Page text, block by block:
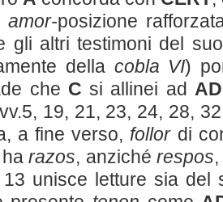
amor-posizione
gli altri testimoni del
della cobla VI)
che C si allinei ad
19, 21, 23, 24, 28,
a fine verso, follordi
harazos, anziché respos
unisce letture sia del